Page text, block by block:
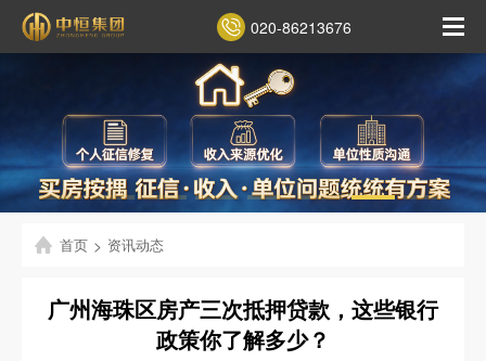
020-86213676
首页 > 资讯动态
广州海珠区房产三次抵押贷款，这些银行
政策你了解多少？